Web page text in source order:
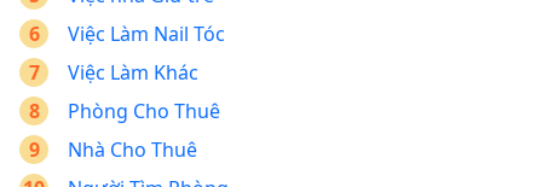
Việc Làm Nail Tóc
Việc Làm Khác
Phòng Cho Thuê
Nhà Cho Thuê